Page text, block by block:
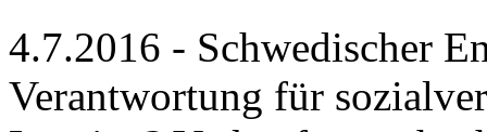
4.7.2016 - Schwedischer
Verantwortung für